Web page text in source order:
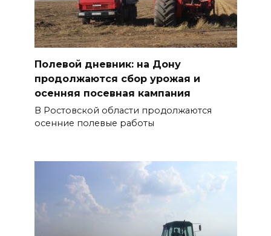
Полевой дневник: на Дону
продолжаются сбор урожая и
осенняя посевная кампания
В Ростовской области продолжаются
осенние полевые работы